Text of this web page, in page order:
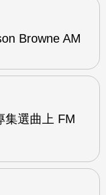
Browne AM
集選曲上 FM